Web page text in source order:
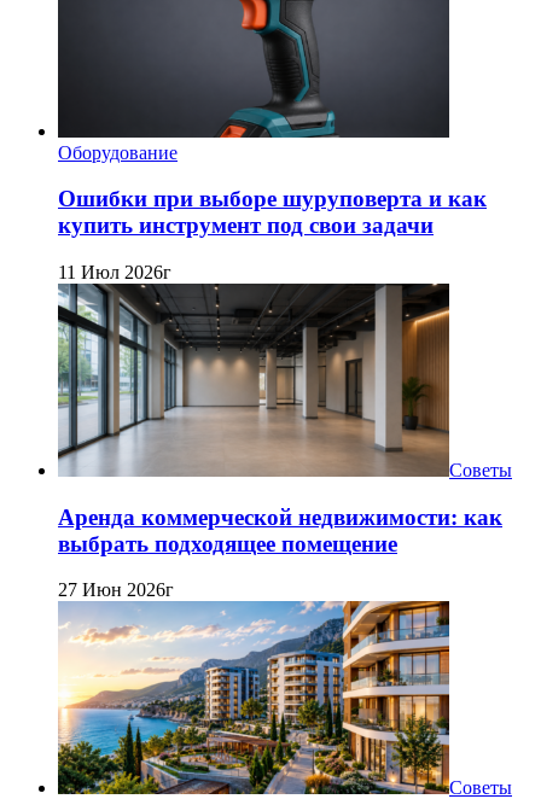
Оборудование
Ошибки при выборе шуруповерта и как
купить инструмент под свои задачи
11 Июл 2026г
Советы
Аренда коммерческой недвижимости: как
выбрать подходящее помещение
27 Июн 2026г
Советы